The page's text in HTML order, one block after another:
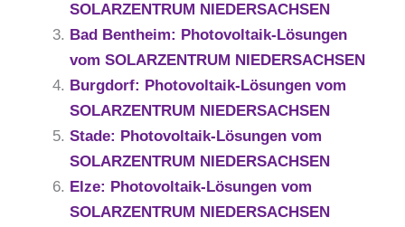
SOLARZENTRUM NIEDERSACHSEN
Bad Bentheim: Photovoltaik-Lösungen
vom SOLARZENTRUM NIEDERSACHSEN
Burgdorf: Photovoltaik-Lösungen vom
SOLARZENTRUM NIEDERSACHSEN
Stade: Photovoltaik-Lösungen vom
SOLARZENTRUM NIEDERSACHSEN
Elze: Photovoltaik-Lösungen vom
SOLARZENTRUM NIEDERSACHSEN